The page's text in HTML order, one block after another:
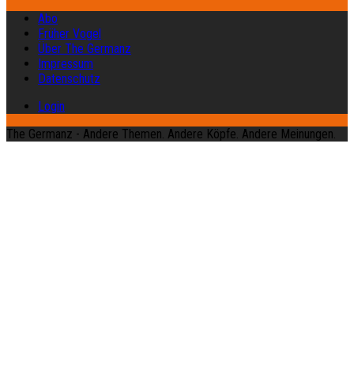
Abo
Früher Vogel
Über The Germanz
Impressum
Datenschutz
Login
The Germanz - Andere Themen. Andere Köpfe. Andere Meinungen.